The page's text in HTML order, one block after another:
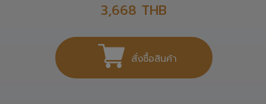
3,668 THB
สั่งซื้อสินค้า